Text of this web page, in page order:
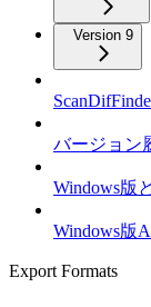
Version 9
バージョン
Windows版
Windows版
Export Formats